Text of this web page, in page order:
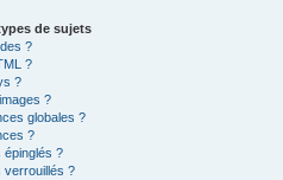
de sujets
?
?
?
?
globales ?
?
épinglés ?
verrouillés ?